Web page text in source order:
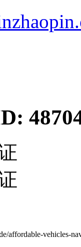
affordable-vehicles-